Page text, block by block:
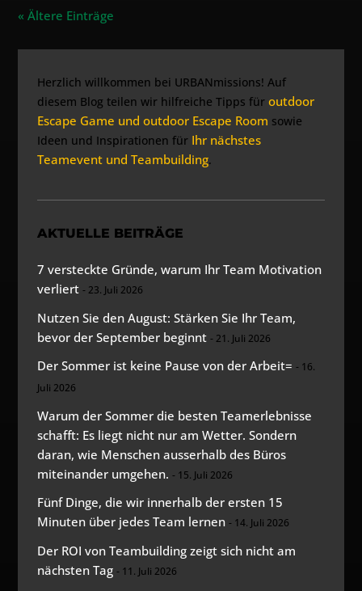
« Ältere Einträge
Herzlich willkommen bei URBANmissions! Auf
diesem Blog teilen wir hilfreiche Tipps füroutdoor
Escape Game und outdoor Escape Room sowie
Ideen und Inspirationen für Ihr nächstes
Teamevent und Teambuilding.
AKTUELLE BEITRÄGE
7 versteckte Gründe, warum Ihr Team Motivation
verliert
23. Juli 2026
Nutzen Sie den August: Stärken Sie Ihr Team,
bevor der September beginnt
21. Juli 2026
Der Sommer ist keine Pause von der Arbeit=
16.
Juli 2026
Warum der Sommer die besten Teamerlebnisse
schafft: Es liegt nicht nur am Wetter. Sondern
daran, wie Menschen ausserhalb des Büros
miteinander umgehen.
15. Juli 2026
Fünf Dinge, die wir innerhalb der ersten 15
Minuten über jedes Team lernen
14. Juli 2026
Der ROI von Teambuilding zeigt sich nicht am
nächsten Tag
11. Juli 2026